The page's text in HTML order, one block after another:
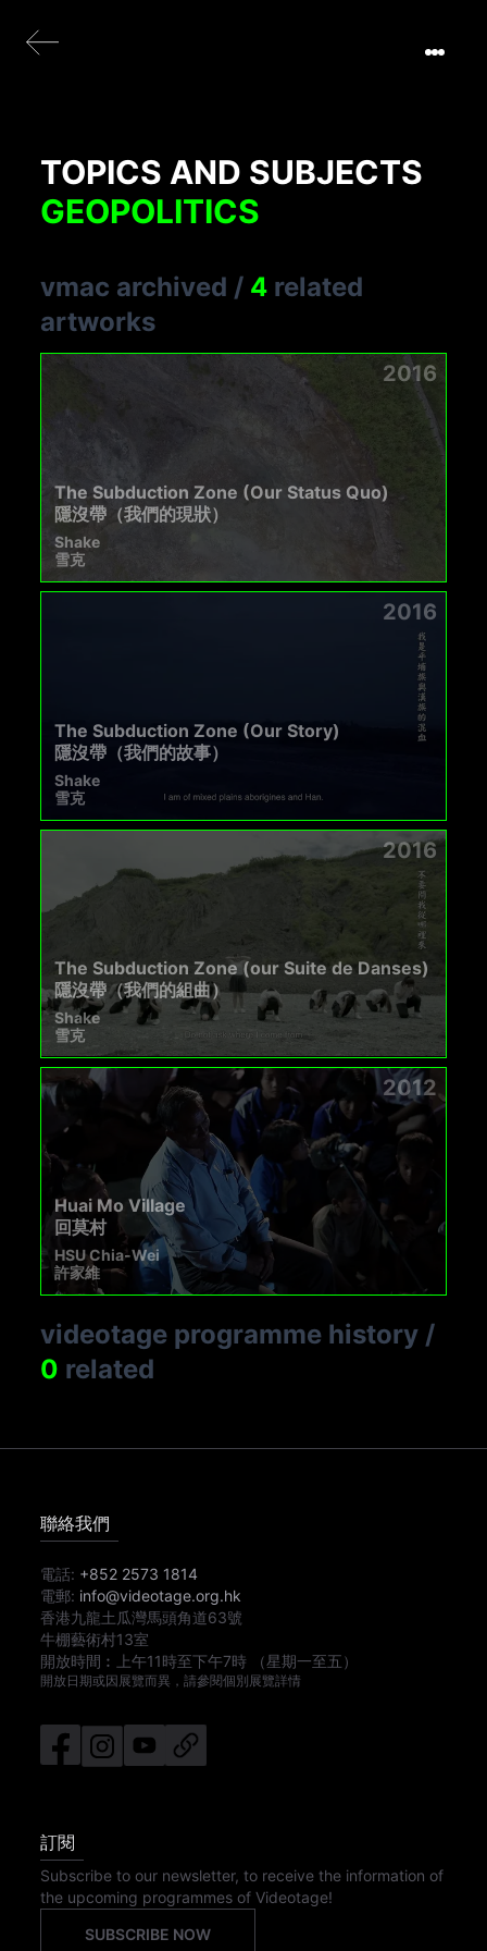
TOPICS AND SUBJECTS
GEOPOLITICS
vmac archived / 4 related
artworks
2016
The Subduction Zone (Our Status Quo)
隱沒帶（我們的現狀）
Shake
雪克
2016
The Subduction Zone (Our Story)
隱沒帶（我們的故事）
Shake
雪克
2016
The Subduction Zone (our Suite de Danses)
隱沒帶（我們的組曲）
Shake
雪克
2012
Huai Mo Village
回莫村
HSU Chia-Wei
許家維
videotage programme history /
0 related
聯絡我們
電話: +852 2573 1814
電郵: info@videotage.org.hk
香港九龍土瓜灣馬頭角道63號
牛棚藝術村13室
開放時間︰
上午11時至下午7時 （星期一至五）
開放日期或因展覽而異，請參閱個別展覽詳情
訂閱
Subscribe to our newsletter, to receive the information of
the upcoming programmes of Videotage!
SUBSCRIBE NOW